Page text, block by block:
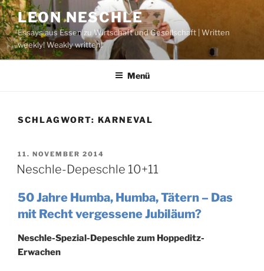
Zum
Inhalt
springen
LEON NESCHLE
Essays aus Essen zu Wirtschaft und Gesellschaft | Written
weekly! Weakly written!
Menü
SCHLAGWORT: KARNEVAL
VERÖFFENTLICHT
AM
11. NOVEMBER 2014
Neschle-Depeschle 10+11
50 Jahre Humba, Humba, Tätern – Das
mit Recht vergessene Jubiläum?
Neschle-Spezial-Depeschle zum Hoppeditz-
Erwachen